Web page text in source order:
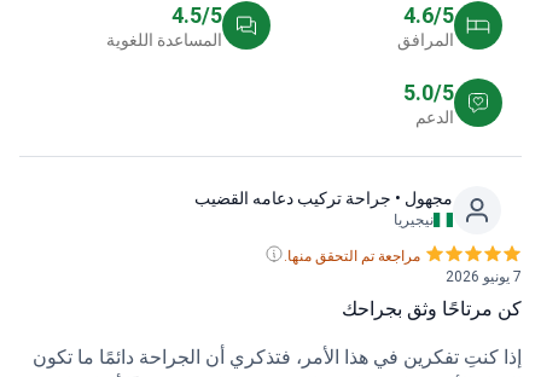
4.6/5
المرافق
4.5/5
المساعدة اللغوية
5.0/5
الدعم
مجهول• جراحة تركيب دعامه القضيب
نيجيريا
مراجعة تم التحقق منها.
وثق بجراحك
تفكرين في هذا الأمر، فتذكري أن الجراحة دائمًا ما تكون